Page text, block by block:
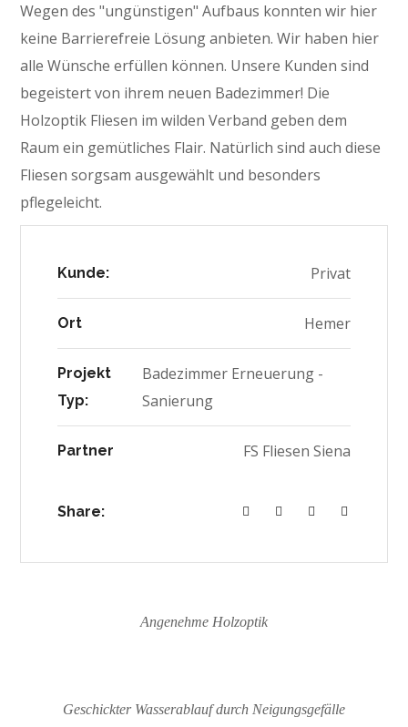
Wegen des "ungünstigen" Aufbaus konnten wir hier
keine Barrierefreie Lösung anbieten. Wir haben hier
alle Wünsche erfüllen können. Unsere Kunden sind
begeistert von ihrem neuen Badezimmer! Die
Holzoptik Fliesen im wilden Verband geben dem
Raum ein gemütliches Flair. Natürlich sind auch diese
Fliesen sorgsam ausgewählt und besonders
pflegeleicht.
Kunde: Privat
Ort Hemer
Projekt
Typ:
Badezimmer Erneuerung -
Sanierung
Partner FS Fliesen Siena
Share:
Angenehme Holzoptik
Geschickter Wasserablauf durch Neigungsgefälle